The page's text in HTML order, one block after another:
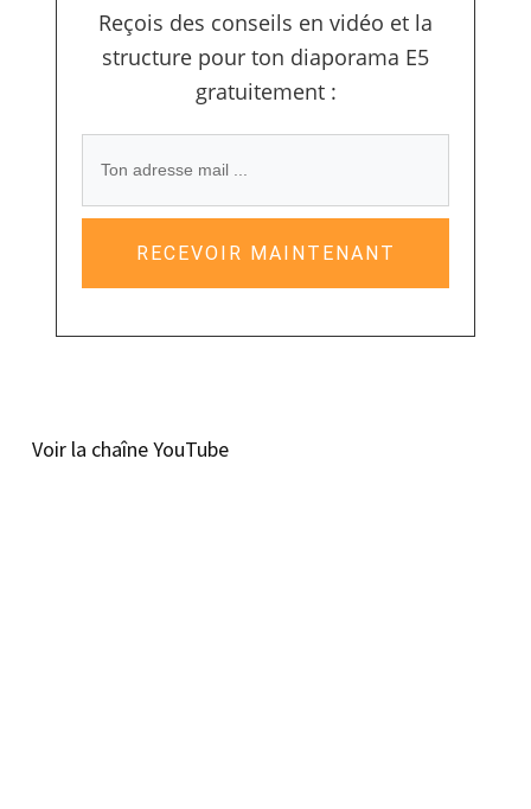
Reçois des conseils en vidéo et la
structure pour ton diaporama E5
gratuitement :
RECEVOIR MAINTENANT
Voir la chaîne YouTube